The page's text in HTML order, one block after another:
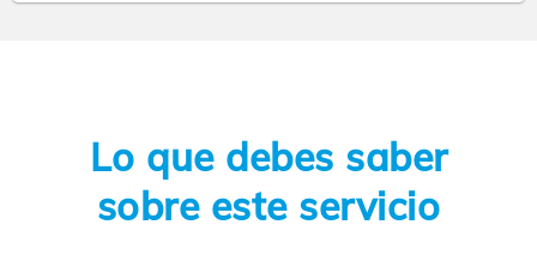
Lo que debes saber
sobre este servicio